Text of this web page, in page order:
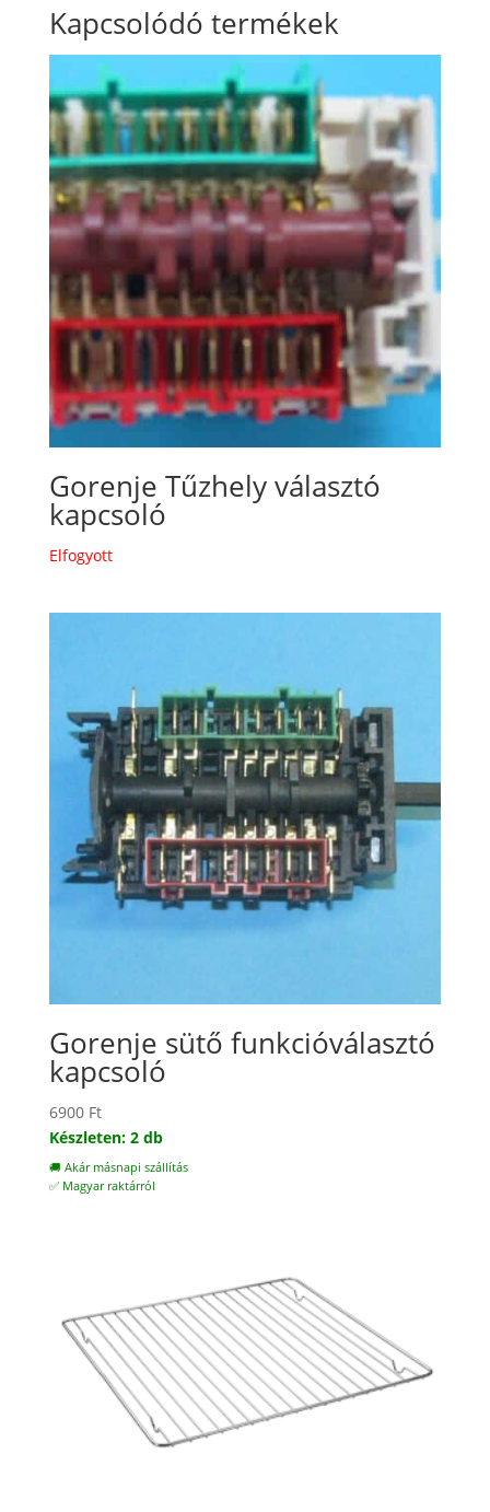
Kapcsolódó termékek
Gorenje Tűzhely választó
kapcsoló
Elfogyott
Gorenje sütő funkcióválasztó
kapcsoló
6900 Ft
Készleten: 2 db
🚚 Akár másnapi szállítás
✅ Magyar raktárról